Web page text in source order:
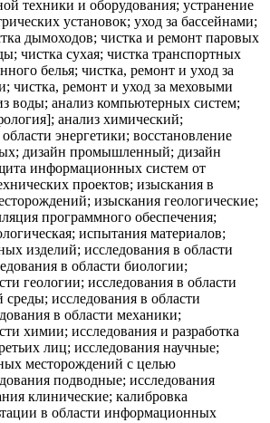
техники и оборудования; устранение
установок; уход за бассейнами;
дымоходов; чистка и ремонт паровых
чистка сухая; чистка транспортных
белья; чистка, ремонт и уход за
чистка, ремонт и уход за меховыми
воды; анализ компьютерных систем;
анализ химический;
энергетики; восстановление
дизайн промышленный; дизайн
информационных систем от
проектов; изыскания в
изыскания геологические;
программного обеспечения;
испытания материалов;
изделий; исследования в области
в области биологии;
геологии; исследования в области
исследования в области
в области механики;
химии; исследования и разработка
лиц; исследования научные;
месторождений с целью
подводные; исследования
клинические; калибровка
в области информационных